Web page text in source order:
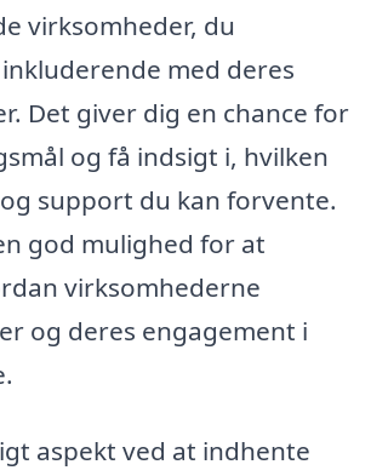
virksomheder, du
med deres
Det giver dig en chance for
og få indsigt i, hvilken
support du kan forvente.
god mulighed for at
virksomhederne
og deres engagement i
aspekt ved at indhente